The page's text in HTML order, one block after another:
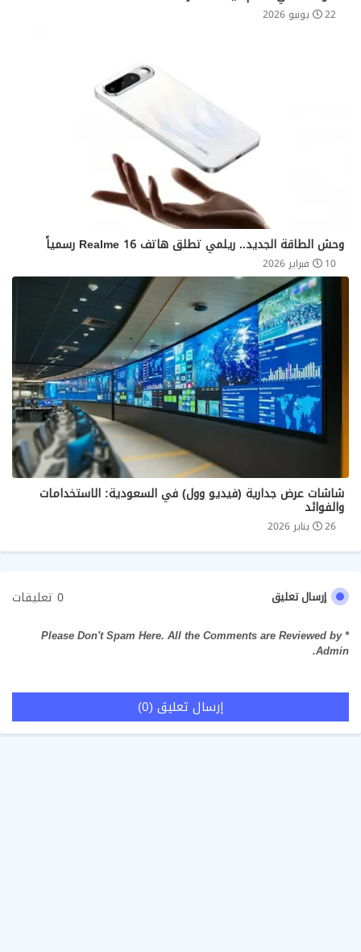
22 يونيو 2026
وحش الطاقة الجديد.. ريلمي تطلق هاتف Realme 16 رسمياً
10 فبراير 2026
شاشات عرض جدارية (فيديو وول) في السعودية: الاستخدامات
والفوائد
26 يناير 2026
إرسال تعليق 0 تعليقات
* Please Don't Spam Here. All the Comments are Reviewed by
Admin.
إرسال تعليق (0)